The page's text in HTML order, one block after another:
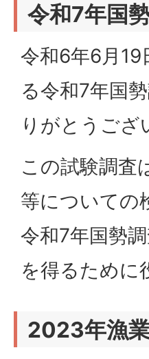
令和7年国
令和6年6月19
る令和7年国
りがとうござ
この試験調査
等についての
令和7年国勢
を得るために
2023年漁